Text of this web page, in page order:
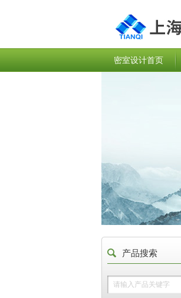
密室设计首页
产品搜索